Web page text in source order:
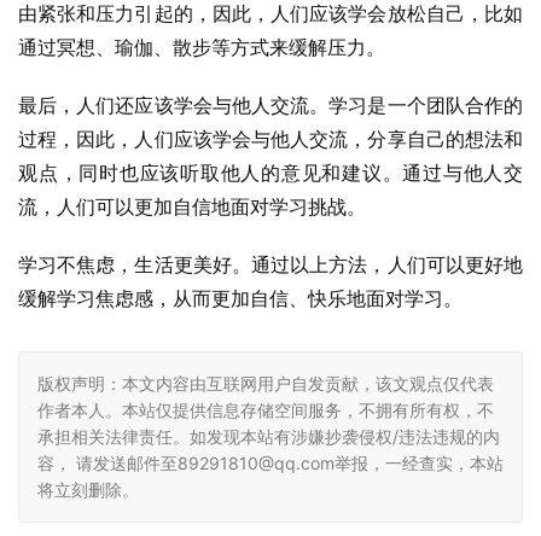
由紧张和压力引起的，因此，人们应该学会放松自己，比如
通过冥想、瑜伽、散步等方式来缓解压力。
最后，人们还应该学会与他人交流。学习是一个团队合作的
过程，因此，人们应该学会与他人交流，分享自己的想法和
观点，同时也应该听取他人的意见和建议。通过与他人交
流，人们可以更加自信地面对学习挑战。
学习不焦虑，生活更美好。通过以上方法，人们可以更好地
缓解学习焦虑感，从而更加自信、快乐地面对学习。
版权声明：本文内容由互联网用户自发贡献，该文观点仅代表
作者本人。本站仅提供信息存储空间服务，不拥有所有权，不
承担相关法律责任。如发现本站有涉嫌抄袭侵权/违法违规的内
容， 请发送邮件至89291810@qq.com举报，一经查实，本站
将立刻删除。